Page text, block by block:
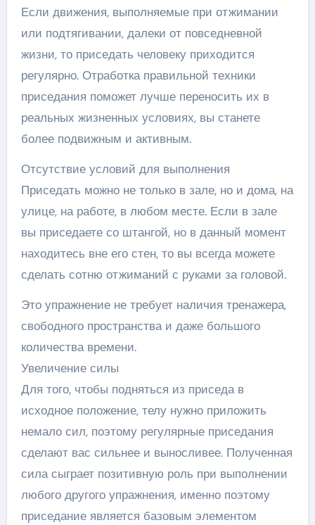
Если движения, выполняемые при отжимании
или подтягивании, далеки от повседневной
жизни, то приседать человеку приходится
регулярно. Отработка правильной техники
приседания поможет лучше переносить их в
реальных жизненных условиях, вы станете
более подвижным и активным.
Отсутствие условий для выполнения
Приседать можно не только в зале, но и дома, на
улице, на работе, в любом месте. Если в зале
вы приседаете со штангой, но в данный момент
находитесь вне его стен, то вы всегда можете
сделать сотню отжиманий с руками за головой.
Это упражнение не требует наличия тренажера,
свободного пространства и даже большого
количества времени.
Увеличение силы
Для того, чтобы подняться из приседа в
исходное положение, телу нужно приложить
немало сил, поэтому регулярные приседания
сделают вас сильнее и выносливее. Полученная
сила сыграет позитивную роль при выполнении
любого другого упражнения, именно поэтому
приседание является базовым элементом